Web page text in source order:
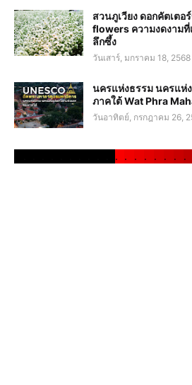
สวนภูเวียง ดอกคัตเต
flowers ความงดงาม
ลึกซึ้ง
วันเสาร์, มกราคม 18, 2568
นครแห่งธรรม นครแห่
ภาคใต้ Wat Phra
วันอาทิตย์, กรกฎาคม 26,
. . . . . . . .